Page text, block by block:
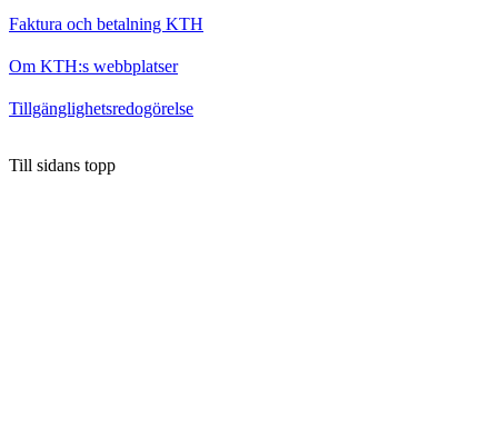
Faktura och betalning KTH
Om KTH:s webbplatser
Tillgänglighetsredogörelse
Till sidans topp